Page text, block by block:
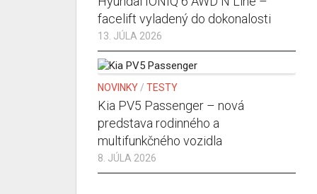
facelift vyladený do dokonalosti
13. JÚLA 2026
NOVINKY / TESTY
Kia PV5 Passenger – nová
predstava rodinného a
multifunkčného vozidla
8. JÚLA 2026